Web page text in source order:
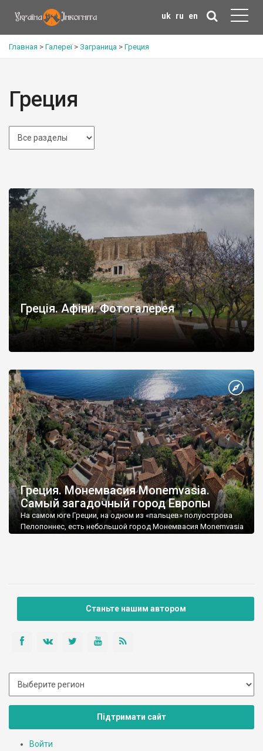
uk ru en
Главная > Галереї> Заграница > Греция
Греция
Греція. Афіни. Фотогалерея
Греция. Монемвасия Monemvasia.
Самый загадочный город Европы
На самом юге Греции, на одном из «пальцев» полуострова
Пелопоннес, есть небольшой город Монемвасия Monemvasia
Станьте нашим автором
Підтримати сайт
Войти